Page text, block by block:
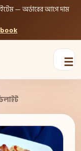
— অর্ডারের আগে দাম
☰